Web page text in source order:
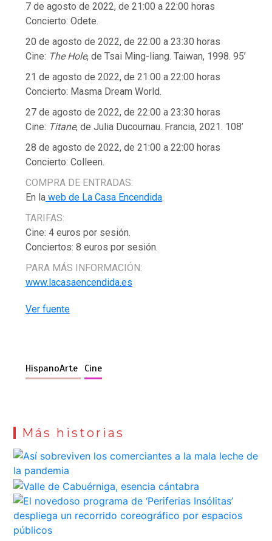
7 de agosto de 2022, de 21:00 a 22:00 horas
Concierto: Odete.
20 de agosto de 2022, de 22:00 a 23:30 horas
Cine: The Hole, de Tsai Ming-liang. Taiwan, 1998. 95’
21 de agosto de 2022, de 21:00 a 22:00 horas
Concierto: Masma Dream World.
27 de agosto de 2022, de 22:00 a 23:30 horas
Cine: Titane, de Julia Ducournau. Francia, 2021. 108’
28 de agosto de 2022, de 21:00 a 22:00 horas
Concierto: Colleen.
COMPRA DE ENTRADAS:
En la web de La Casa Encendida.
TARIFAS:
Cine: 4 euros por sesión.
Conciertos: 8 euros por sesión.
PARA MÁS INFORMACIÓN:
www.lacasaencendida.es
Ver fuente
HispanoArte Cine
Más historias